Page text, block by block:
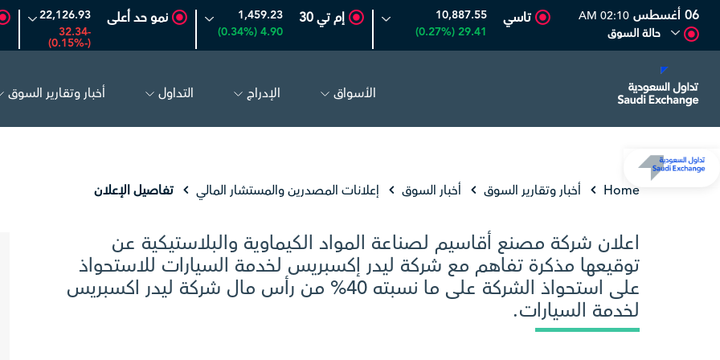
العربية 82.50
06 أغسطس
02:10 AM
حالة السوق
تاسي
10,887.55
29.41 (0.27%)
إم تي 30
1,459.23
4.90 (0.34%)
نمو حد أعلى
22,126.93
-32.34
(-0.15%)
الأسواق الإدراج التداول أخبار وتقارير السوق
Home أخبار وتقارير السوق أخبار السوق إعلانات المصدرين والمستشار المالي تفاصيل الإعلان
اعلان شركة مصنع أقاسيم لصناعة المواد الكيماوية والبلاستيكية عن
توقيعها مذكرة تفاهم مع شركة ليدر إكسبريس لخدمة السيارات للاستحواذ
على استحواذ الشركة على ما نسبته 40% من رأس مال شركة ليدر اكسبريس
لخدمة السيارات.